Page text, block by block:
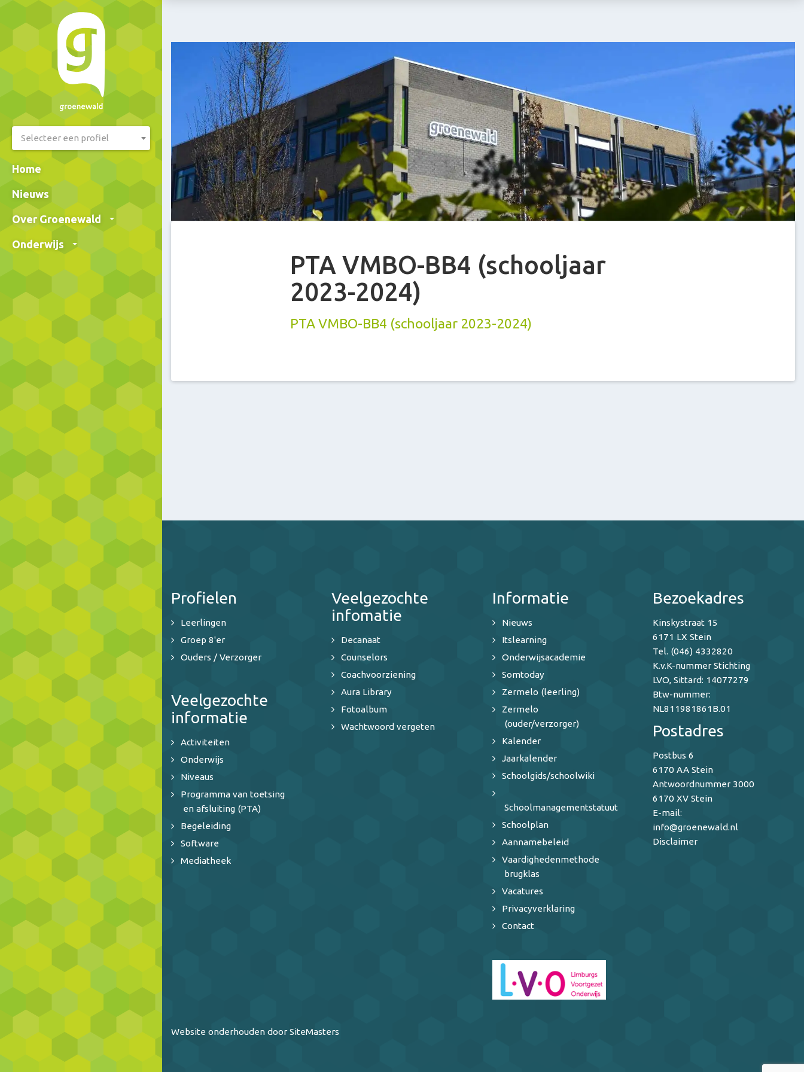
Selecteer een profiel
Home
Nieuws
Over Groenewald
Onderwijs
PTA VMBO-BB4 (schooljaar
2023-2024)
PTA VMBO-BB4 (schooljaar 2023-2024)
Profielen
Leerlingen
Groep 8'er
Ouders / Verzorger
Veelgezochte
informatie
Activiteiten
Onderwijs
Niveaus
Programma van toetsing
en afsluiting (PTA)
Begeleiding
Software
Mediatheek
Veelgezochte
infomatie
Decanaat
Counselors
Coachvoorziening
Aura Library
Fotoalbum
Wachtwoord vergeten
Informatie
Nieuws
Itslearning
Onderwijsacademie
Somtoday
Zermelo (leerling)
Zermelo
(ouder/verzorger)
Kalender
Jaarkalender
Schoolgids/schoolwiki
Schoolmanagementstatuut
Schoolplan
Aannamebeleid
Vaardighedenmethode
brugklas
Vacatures
Privacyverklaring
Contact
Bezoekadres
Kinskystraat 15
6171 LX Stein
Tel. (046) 4332820
K.v.K-nummer Stichting
LVO, Sittard: 14077279
Btw-nummer:
NL811981861B.01
Postadres
Postbus 6
6170 AA Stein
Antwoordnummer 3000
6170 XV Stein
E-mail:
info@groenewald.nl
Disclaimer
Website onderhouden door SiteMasters